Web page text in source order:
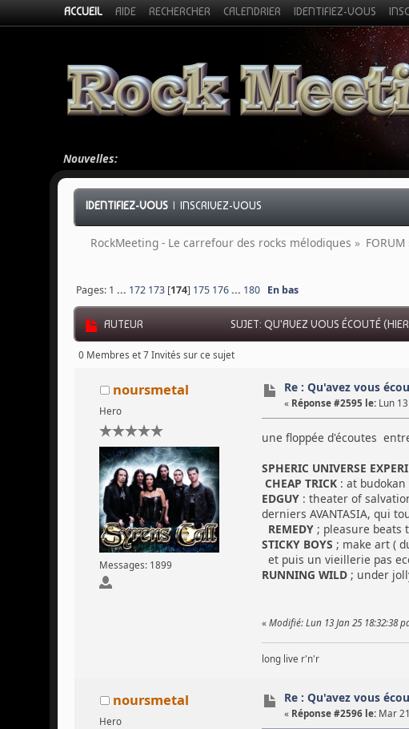
ACCUEIL AIDE RECHERCHER CALENDRIER IDENTIFIEZ-VOUS
Nouvelles:
IDENTIFIEZ-VOUS |INSCRIVEZ-VOUS
RockMeeting - Le carrefour des rocks mélodiques » FORUM
Pages: 1 ... 172 173 [174] 175 176... 180 En bas
AUTEUR SUJET: QU'AVEZ VOUS ÉCOUTÉ
0 Membres et 7 Invités sur ce sujet
noursmetal
Hero
Messages: 1899
Re : Qu'avez vous
« Réponse #2595 le: Lun
une floppée d'écoutes
SPHERIC UNIVERSE
CHEAP TRICK: at budokan
EDGUY: theater of
derniers AVANTASIA, qui
REMEDY; pleasure beats
STICKY BOYS ; make art (
et puis un vieillerie pas
RUNNING WILD; under
« Modifié: Lun 13 Jan 25 18:32:38
long live r'n'r
noursmetal
Hero
Re : Qu'avez vous
« Réponse #2596 le: Mar